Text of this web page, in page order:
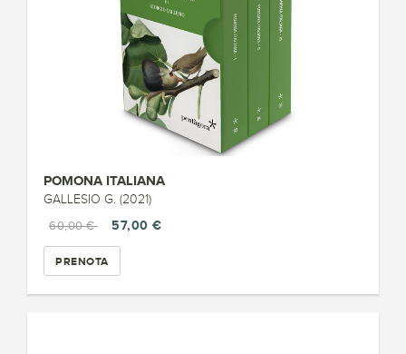
POMONA ITALIANA
GALLESIO G. (2021)
60,00 €
57,00 €
PRENOTA